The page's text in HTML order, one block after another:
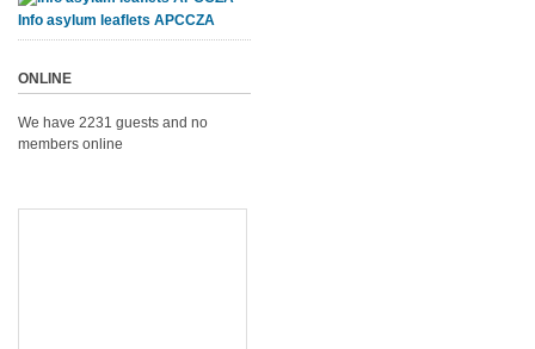
Info asylum leaflets APCCZA
ONLINE
We have 2231 guests and no
members online